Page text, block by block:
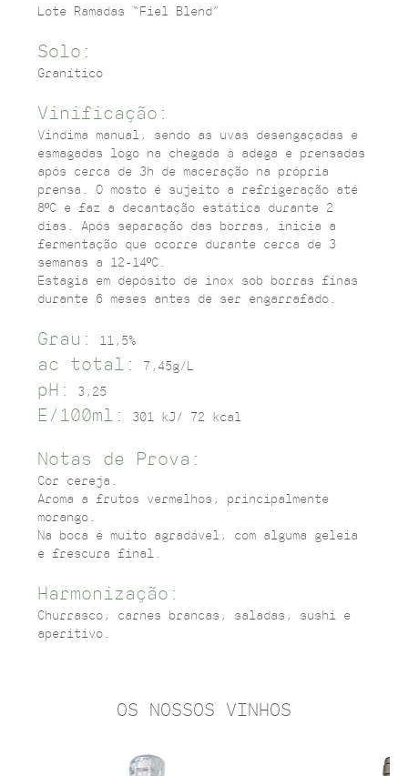
Lote Ramadas “Fiel Blend”
Solo:
Granítico
Vinificação:
Vindima manual, sendo as uvas desengaçadas e
esmagadas logo na chegada à adega e prensadas
após cerca de 3h de maceração na própria
prensa. O mosto é sujeito a refrigeração até
8ºC e faz a decantação estática durante 2
dias. Após separação das borras, inicia a
fermentação que ocorre durante cerca de 3
semanas a 12-14ºC.
Estagia em depósito de inox sob borras finas
durante 6 meses antes de ser engarrafado.
Grau: 11,5%
ac total: 7,45g/L
pH: 3,25
E/100ml: 301 kJ/ 72 kcal
Notas de Prova:
Cor cereja.
Aroma a frutos vermelhos, principalmente
morango.
Na boca é muito agradável, com alguma geleia
e frescura final.
Harmonização:
Churrasco, carnes brancas, saladas, sushi e
aperitivo.
OS NOSSOS VINHOS